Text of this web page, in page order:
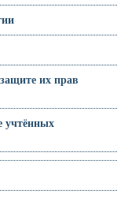
их прав
учтённых